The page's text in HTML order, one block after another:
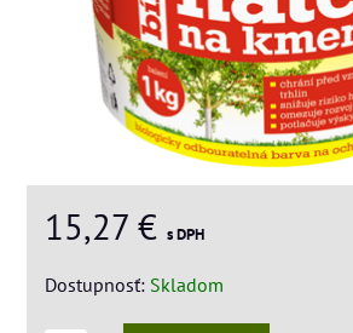
15,27 € s DPH
Dostupnosť: Skladom